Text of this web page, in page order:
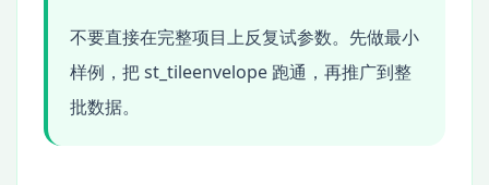
不要直接在完整项目上反复试参数。先做最小
样例，把 st_tileenvelope 跑通，再推广到整
批数据。